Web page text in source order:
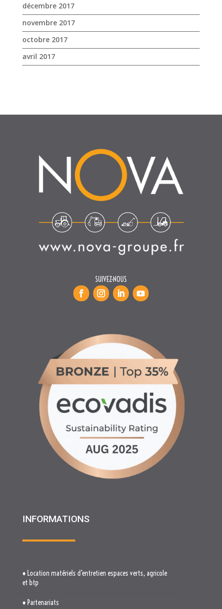
SUIVEZ-NOUS
INFORMATIONS
et btp
♦ Partenariats
♦ Service Client
♦ Materiels BTP , Recyclage Environnement MEDIMAT